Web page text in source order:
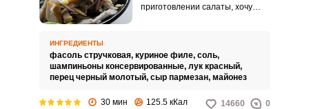
приготовлении салаты, хочу
фасолью. Закуска отлично
подойдет для позднего ужина, а
также праздничного застолья.
ИНГРЕДИЕНТЫ
фасоль стручковая, куриное филе, соль,
шампиньоны консервированные, лук красный,
перец черный молотый, сыр пармезан, майонез
30 мин 125.5 кКал 14660 0